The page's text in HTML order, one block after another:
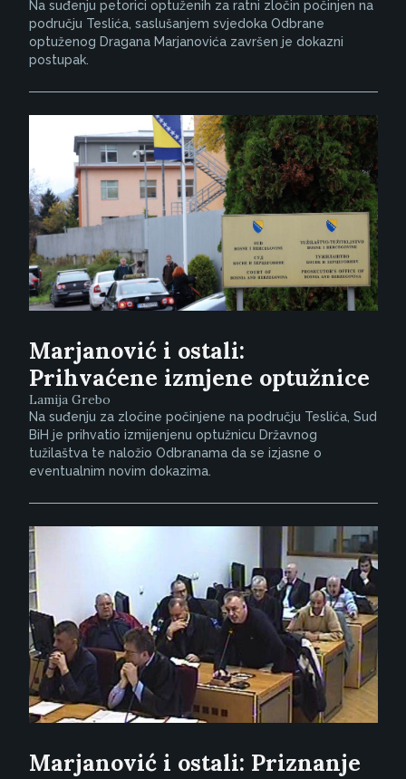
Na suđenju petorici optuženih za ratni zločin počinjen na
području Teslića, saslušanjem svjedoka Odbrane
optuženog Dragana Marjanovića završen je dokazni
postupak.
Marjanović i ostali:
Prihvaćene izmjene optužnice
Lamija Grebo
Na suđenju za zločine počinjene na području Teslića, Sud
BiH je prihvatio izmijenjenu optužnicu Državnog
tužilaštva te naložio Odbranama da se izjasne o
eventualnim novim dokazima.
Marjanović i ostali: Priznanje